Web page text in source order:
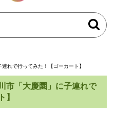
れで行ってみた！【ゴーカート】
市「大慶園」に子連れで
】